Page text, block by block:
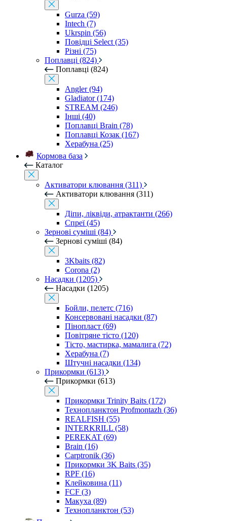
Gurza (59)
Intech (7)
Ukrspin (56)
Повідці Select (35)
Різні (75)
Поплавці (824)
Поплавці (824)
Angler (94)
Gladiator (174)
STREAM (246)
Інші (40)
Поплавці Brain (78)
Поплавці Козак (167)
Херабуна (25)
Кормова база
Каталог
Активатори клювання (311)
Активатори клювання (311)
Діпи, ліквіди, атрактанти (266)
Спреї (45)
Зернові суміші (84)
Зернові суміші (84)
3Kbaits (82)
Corona (2)
Насадки (1205)
Насадки (1205)
Бойли, пелетс (716)
Консервовані насадки (87)
Пінопласт (69)
Повітряне тісто (120)
Тісто, мастирка, мамалига (72)
Херабуна (7)
Штучні насадки (134)
Прикормки (613)
Прикормки (613)
Прикормки Trinity Baits (172)
Технопланктон Profmontazh (36)
REALFISH (55)
INTERKRILL (58)
PEREKAT (69)
Brain (16)
Carptronik (36)
Прикормки 3K Baits (35)
RPF (16)
Клейковина (11)
FCF (3)
Макуха (89)
Технопланктон (53)